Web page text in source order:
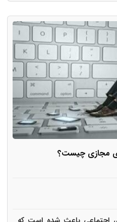
مجازی چیست؟